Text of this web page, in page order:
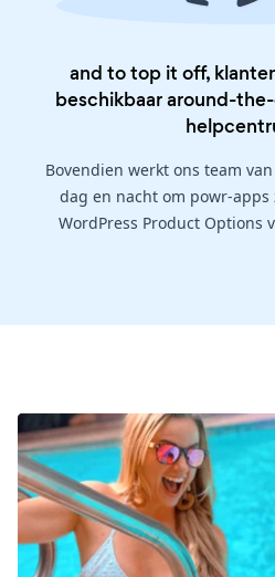
and to top it off,
beschikbaar around-
Bovendien werkt ons team
dag en nacht om powr-apps
WordPress Product Options